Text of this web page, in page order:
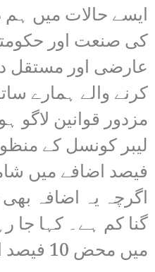
ایسے حالات میں ہم
کی صنعت اور
عارضی اور مستقل
کرنے والے ہمارے
مزدور قوانین لاگو
فیصد اضافے میں
اگرچہ یہ اضافہ
گنا کم ہے۔ کہا جا
میں محض 10 فیصد اضافہ کیا جائے گا۔